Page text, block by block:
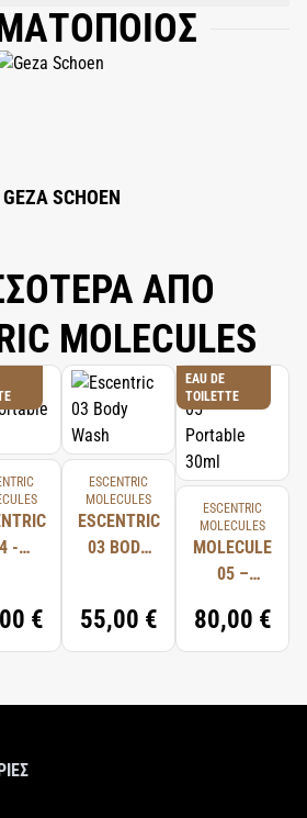
PARFUM (FRAGRANCE), LIMONENE,
BENZOATE, CITRONELLOL, CITRAL,
GEZA SCHOEN
ΑΠΟ
MOLECULES
-
€
ESCENTRIC
MOLECULES
ESCENTRIC
03 BODY
55,00 €
EAU DE
TOILETTE
ESCENTRIC
MOLECULES
MOLECULE
05 –
30ML
80,00 €